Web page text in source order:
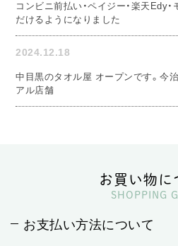
コンビニ前払い・ペイジー・楽天Edy
だけるようになりました
2024.12.18
中目黒のタオル屋 オープンです。今
アル店舗
お買い物に
SHOPPING
お支払い方法について